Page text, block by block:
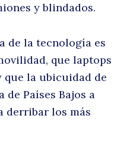
y blindados.
de la tecnología es
que laptops
que la ubicuidad de
Países Bajos a
derribar los más